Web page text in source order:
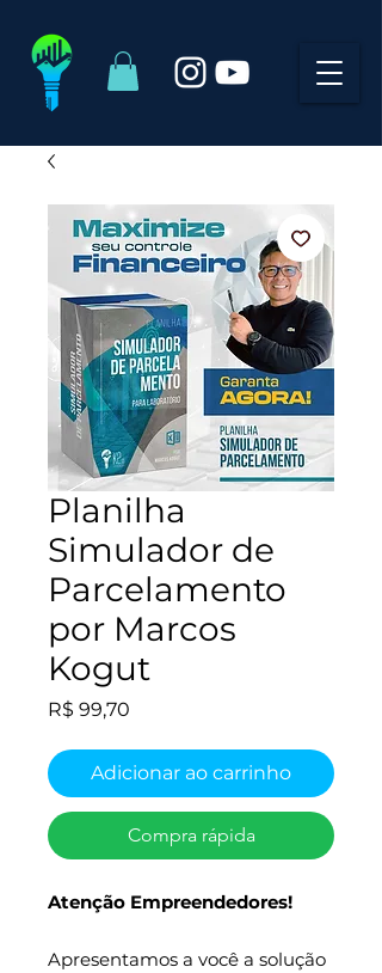
Planilha
Simulador de
Parcelamento
por Marcos
Kogut
R$ 99,70
Adicionar ao carrinho
Compra rápida
Atenção Empreendedores!
Apresentamos a você a solução